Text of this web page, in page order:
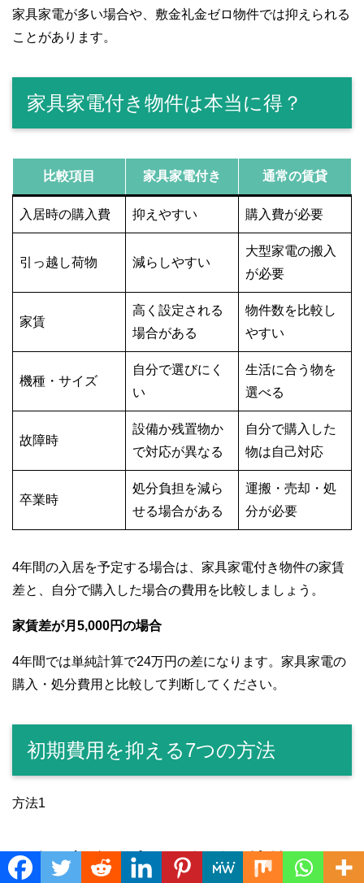
家具家電が多い場合や、敷金礼金ゼロ物件では抑えられる
ことがあります。
家具家電付き物件は本当に得？
比較項目 家具家電付き 通常の賃貸
入居時の購入費 抑えやすい 購入費が必要
引っ越し荷物 減らしやすい
大型家電の搬入
が必要
家賃
高く設定される
場合がある
物件数を比較し
やすい
機種・サイズ
自分で選びにく
い
生活に合う物を
選べる
故障時
設備か残置物か
で対応が異なる
自分で購入した
物は自己対応
卒業時
処分負担を減ら
せる場合がある
運搬・売却・処
分が必要
4年間の入居を予定する場合は、家具家電付き物件の家賃
差と、自分で購入した場合の費用を比較しましょう。
家賃差が月5,000円の場合
4年間では単純計算で24万円の差になります。家具家電の
購入・処分費用と比較して判断してください。
初期費用を抑える7つの方法
方法1
敷金・礼金の少ない物件を比較
Translate »